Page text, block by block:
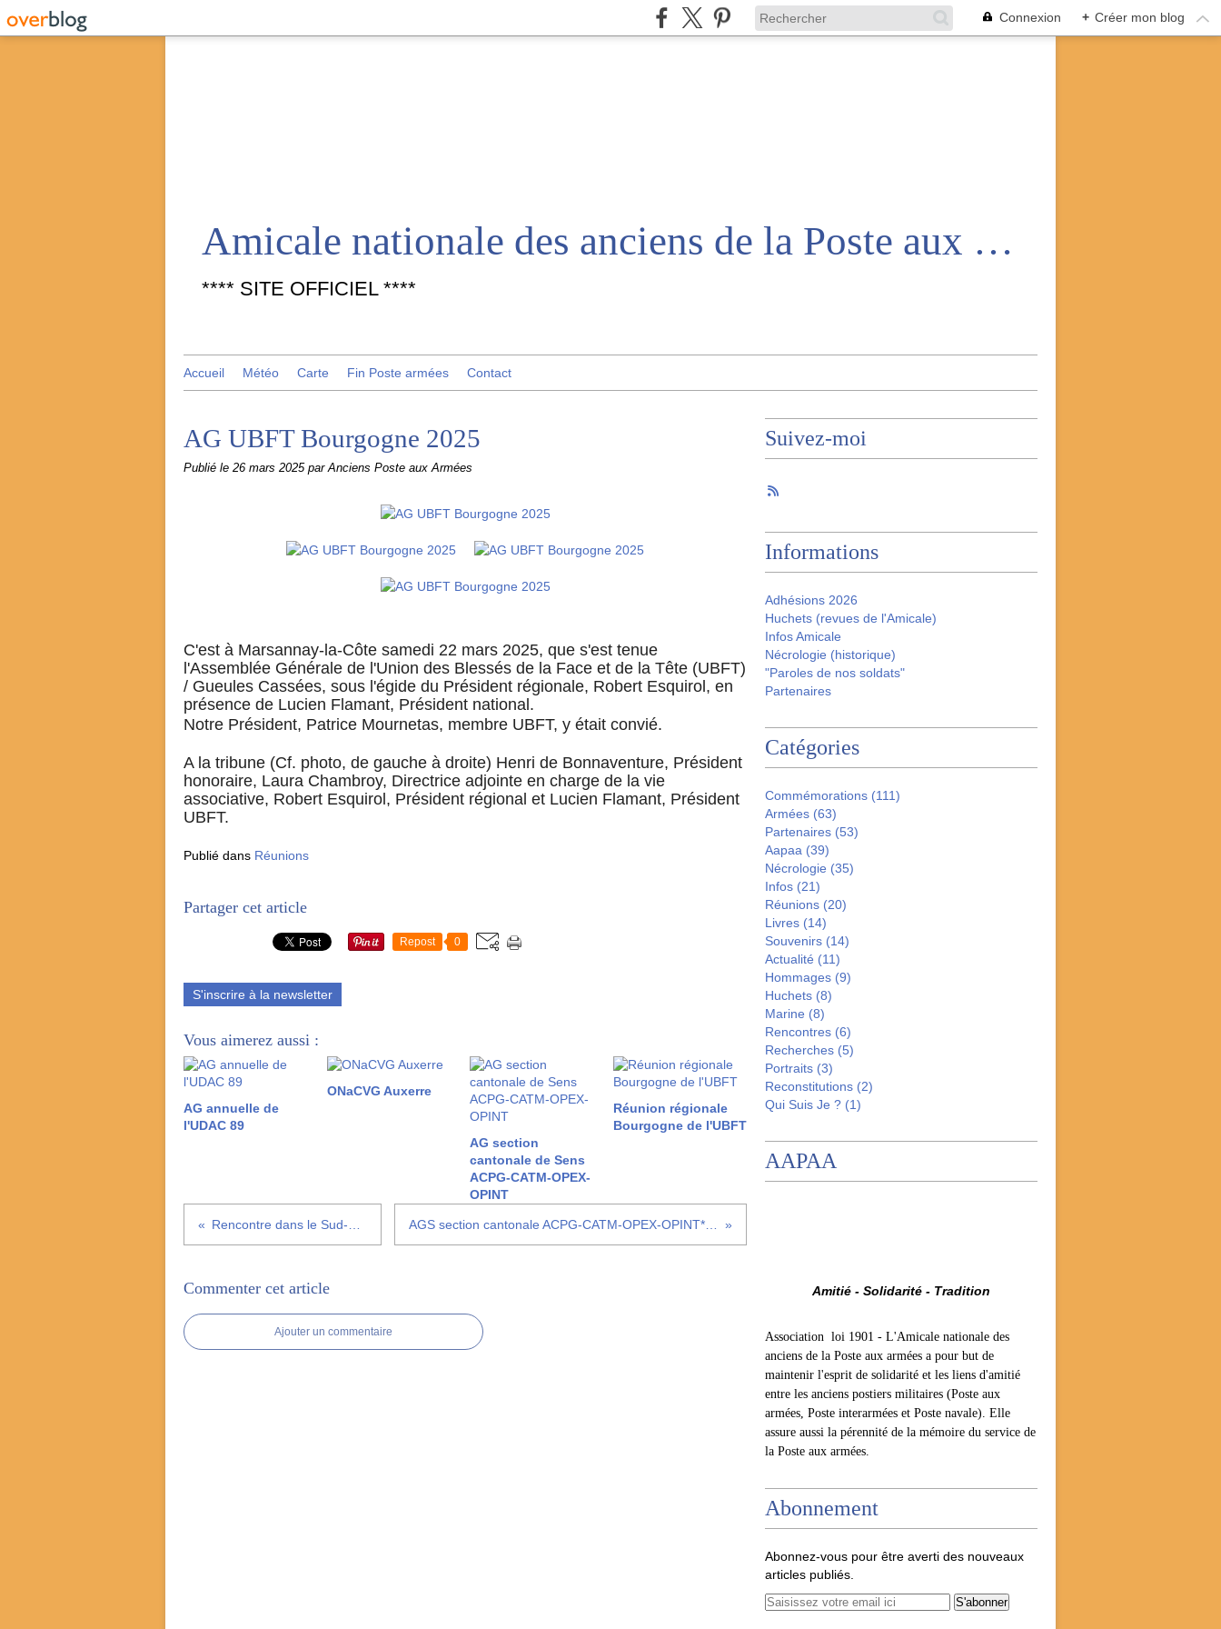
Connexion + Créer mon blog
Amicale nationale des anciens de la Poste aux armées
**** SITE OFFICIEL ****
Accueil Météo Carte Fin Poste armées Contact
AG UBFT Bourgogne 2025
Publié le 26 mars 2025 par Anciens Poste aux Armées
C'est à Marsannay-la-Côte samedi 22 mars 2025, que s'est tenue
l'Assemblée Générale de l'Union des Blessés de la Face et de la Tête (UBFT)
/ Gueules Cassées, sous l'égide du Président régionale, Robert Esquirol, en
présence de Lucien Flamant, Président national.
Notre Président, Patrice Mournetas, membre UBFT, y était convié.
A la tribune (Cf. photo, de gauche à droite) Henri de Bonnaventure, Président
honoraire, Laura Chambroy, Directrice adjointe en charge de la vie
associative, Robert Esquirol, Président régional et Lucien Flamant, Président
UBFT.
Publié dans Réunions
Partager cet article
Repost 0
S'inscrire à la newsletter
Vous aimerez aussi :
AG annuelle de
l'UDAC 89
ONaCVG Auxerre
AG section
cantonale de Sens
ACPG-CATM-OPEX-
OPINT
Réunion régionale
Bourgogne de l'UBFT
Commenter cet article
Ajouter un commentaire
Suivez-moi
Informations
Adhésions 2026
Huchets (revues de l'Amicale)
Infos Amicale
Nécrologie (historique)
"Paroles de nos soldats"
Partenaires
Catégories
Commémorations (111)
Armées (63)
Partenaires (53)
Aapaa (39)
Nécrologie (35)
Infos (21)
Réunions (20)
Livres (14)
Souvenirs (14)
Actualité (11)
Hommages (9)
Huchets (8)
Marine (8)
Rencontres (6)
Recherches (5)
Portraits (3)
Reconstitutions (2)
Qui Suis Je ? (1)
AAPAA
Amitié - Solidarité - Tradition
Association loi 1901 - L'Amicale nationale des
anciens de la Poste aux armées a pour but de
maintenir l'esprit de solidarité et les liens d'amitié
entre les anciens postiers militaires (Poste aux
armées, Poste interarmées et Poste navale). Elle
assure aussi la pérennité de la mémoire du service de
la Poste aux armées.
Abonnement
Abonnez-vous pour être averti des nouveaux
articles publiés.